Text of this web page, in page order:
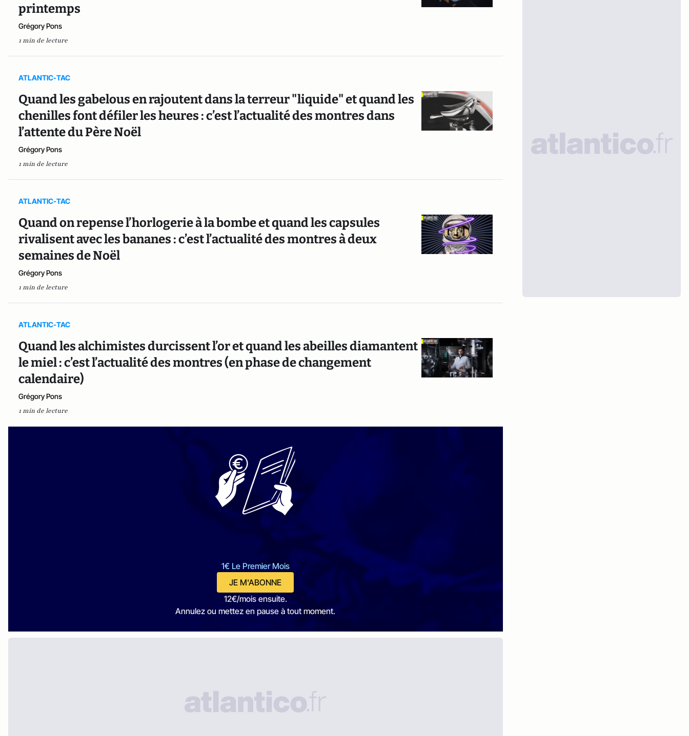
printemps
Grégory Pons
1 min de lecture
ATLANTIC-TAC
Quand les gabelous en rajoutent dans la terreur "liquide" et quand les
chenilles font défiler les heures : c’est l’actualité des montres dans
l’attente du Père Noël
Grégory Pons
1 min de lecture
ATLANTIC-TAC
Quand on repense l’horlogerie à la bombe et quand les capsules
rivalisent avec les bananes : c’est l’actualité des montres à deux
semaines de Noël
Grégory Pons
1 min de lecture
ATLANTIC-TAC
Quand les alchimistes durcissent l’or et quand les abeilles diamantent
le miel : c’est l’actualité des montres (en phase de changement
calendaire)
Grégory Pons
1 min de lecture
1€ Le Premier Mois
JE M'ABONNE
12€/mois ensuite.
Annulez ou mettez en pause à tout moment.